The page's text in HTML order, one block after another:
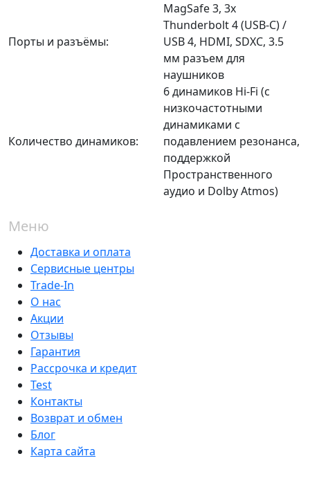
Порты и разъёмы:
MagSafe 3, 3x
Thunderbolt 4 (USB-C) /
USB 4, HDMI, SDXC, 3.5
мм разъем для
наушников
Количество динамиков:
6 динамиков Hi-Fi (с
низкочастотными
динамиками с
подавлением резонанса,
поддержкой
Пространственного
аудио и Dolby Atmos)
Меню
Доставка и оплата
Сервисные центры
Trade-In
О нас
Акции
Отзывы
Гарантия
Рассрочка и кредит
Test
Контакты
Возврат и обмен
Блог
Карта сайта